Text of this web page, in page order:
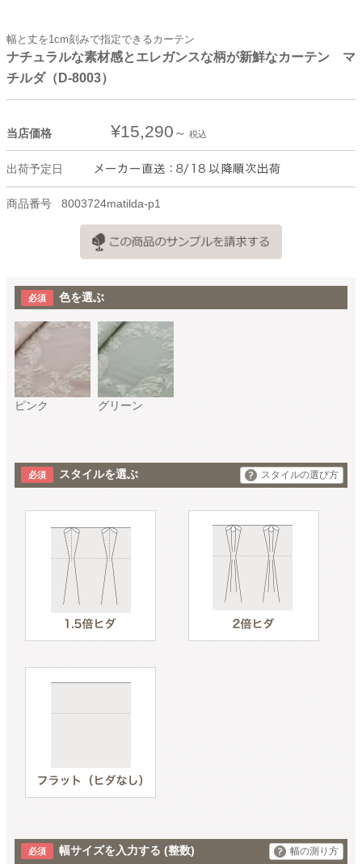
幅と丈を1cm刻みで指定できるカーテン
ナチュラルな素材感とエレガンスな柄が新鮮なカーテン マ
チルダ（D-8003）
当店価格 ¥15,290 税込
出荷予定日
商品番号 8003724matilda-p1
色を選ぶ
ピンク グリーン
スタイルを選ぶ スタイルの選び方
幅サイズを入力する (整数) 幅の測り方